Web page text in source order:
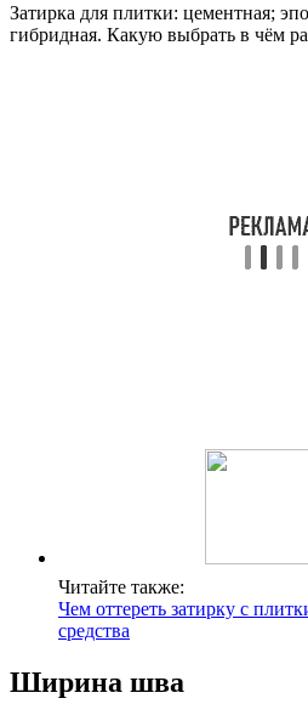
Затирка для плитки: цементная;
гибридная. Какую выбрать в чём
Читайте также:
Чем оттереть затирку с
средства
Ширина шва